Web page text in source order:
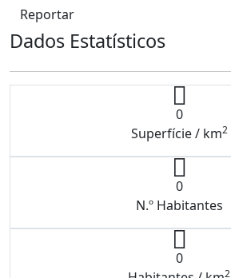
Reportar
Dados Estatísticos
0
Superfície / km2
0
N.º Habitantes
0
2